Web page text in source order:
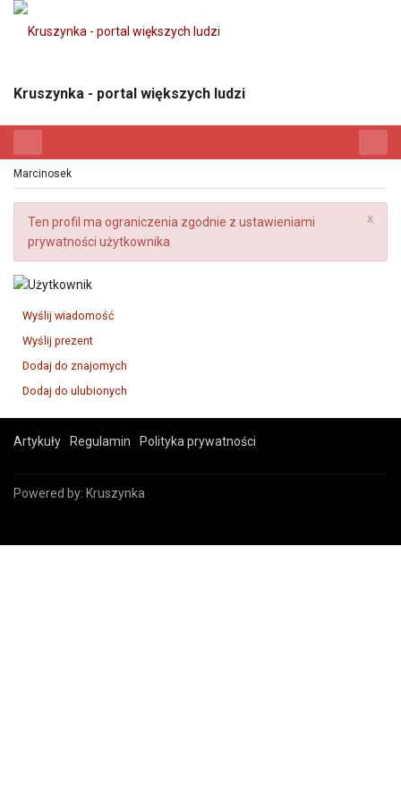
Kruszynka - portal większych ludzi
Marcinosek
x
Ten profil ma ograniczenia zgodnie z ustawieniami
prywatności użytkownika
Wyślij wiadomość
Wyślij prezent
Dodaj do znajomych
Dodaj do ulubionych
Artykuły Regulamin Polityka prywatności
Powered by: Kruszynka